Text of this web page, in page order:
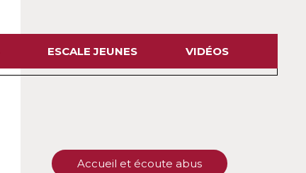
ESCALE JEUNES VIDÉOS
Accueil et écoute abus